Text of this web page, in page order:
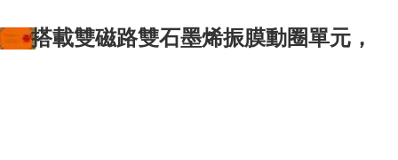
搭載雙磁路雙石墨烯振膜動圈單元，